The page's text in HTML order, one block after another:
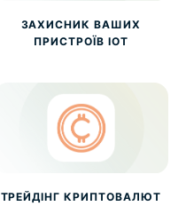
ЗАХИСНИК ВАШИХ
ПРИСТРОЇВ IOT
ТРЕЙДІНГ КРИПТОВАЛЮТ